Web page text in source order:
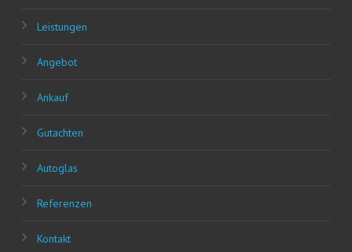
Leis­tun­gen
Ange­bot
Ankauf
Gut­ach­ten
Auto­glas
Refe­ren­zen
Kon­takt